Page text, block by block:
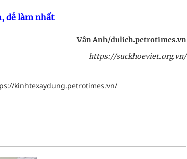
dễ làm nhất
Vân Anh/dulich.petrotimes.vn
https://suckhoeviet.org.vn/
kinhtexaydung.petrotimes.vn/